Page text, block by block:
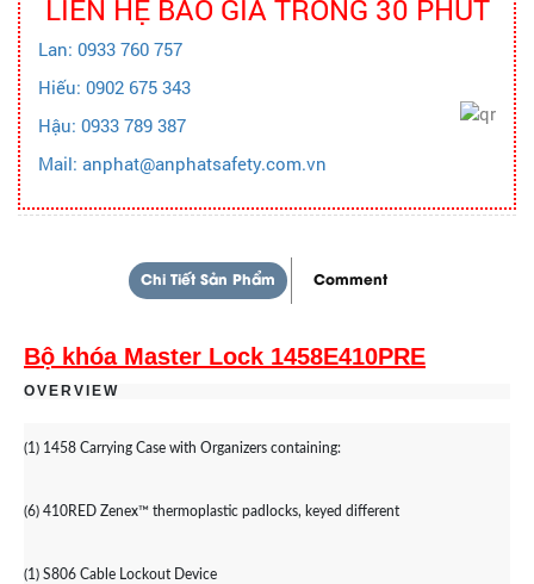
LIÊN HỆ BÁO GIÁ TRONG 30 PHÚT
Lan: 0933 760 757
Hiếu: 0902 675 343
Hậu: 0933 789 387
Mail: anphat@anphatsafety.com.vn
Chi Tiết Sản Phẩm Comment
Bộ khóa Master Lock 1458E410PRE
OVERVIEW
(1) 1458 Carrying Case with Organizers containing:
(6) 410RED Zenex™ thermoplastic padlocks, keyed different
(1) S806 Cable Lockout Device